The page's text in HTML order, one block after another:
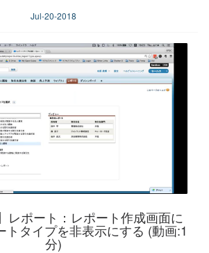
Jul-20-2018
レポート：レポート作成画面に
トタイプを非表示にする (動画:1
分)